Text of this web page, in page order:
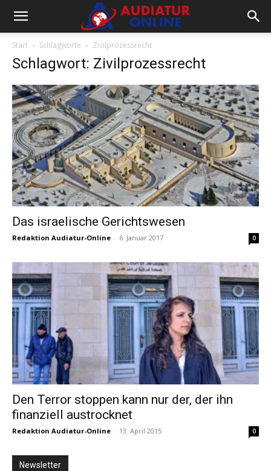
Start Schlagworte Zivilprozessrecht
Schlagwort: Zivilprozessrecht
Das israelische Gerichtswesen
Redaktion Audiatur-Online - 6. Januar 2017 0
Den Terror stoppen kann nur der, der ihn
finanziell austrocknet
Redaktion Audiatur-Online - 13. April 2015 0
Newsletter